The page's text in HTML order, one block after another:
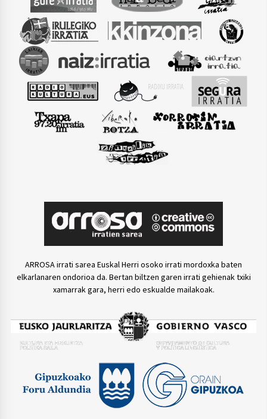
ARROSA irrati sarea Euskal Herri osoko irrati mordoxka baten
elkarlanaren ondorioa da. Bertan biltzen garen irrati gehienak txiki
xamarrak gara, herri edo eskualde mailakoak.